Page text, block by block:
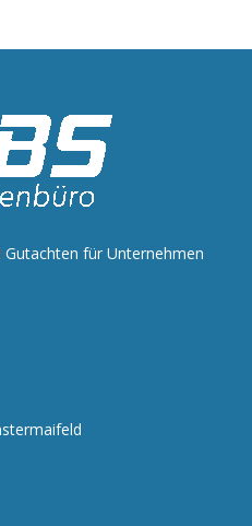
für Unternehmen